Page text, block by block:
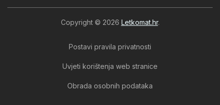
Copyright © 2026 Letkomat.hr.
Postavi pravila privatnosti
Uvjeti korištenja web stranice
Obrada osobnih podataka